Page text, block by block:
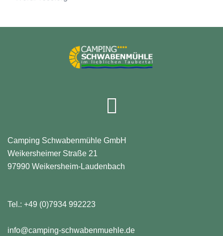
Camping Schwabenmühle GmbH
Weikersheimer Straße 21
97990 Weikersheim-Laudenbach
Tel.: +49 (0)7934 992223
info@camping-schwabenmuehle.de